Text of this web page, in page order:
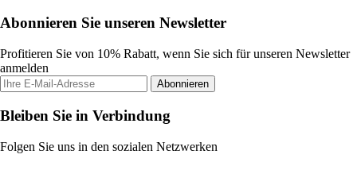
Abonnieren Sie unseren Newsletter
Profitieren Sie von 10% Rabatt, wenn Sie sich für unseren Newsletter
anmelden
Abonnieren
Bleiben Sie in Verbindung
Folgen Sie uns in den sozialen Netzwerken